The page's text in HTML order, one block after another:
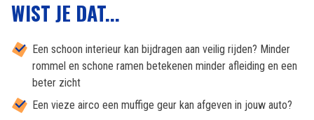
WIST JE DAT...
Een schoon interieur kan bijdragen aan veilig rijden? Minder
rommel en schone ramen betekenen minder afleiding en een
beter zicht
Een vieze airco een muffige geur kan afgeven in jouw auto?